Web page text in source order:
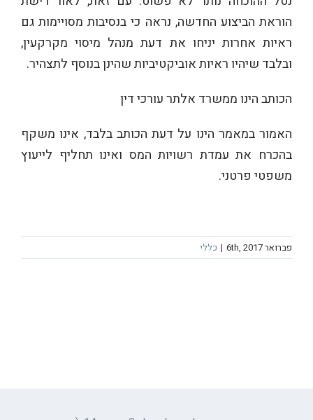
הוראת הביצוע החדשה, נראה כי בנסיבות מסויימות גם
ראיות אחרות יניחו את דעת מנהל מיסוי מקרקעין,
ובלבד שיהיו ראיות אוביקטיביות שהינן בנוסף לתצהיר.
הכותב הינו ממשרד אלתר עורכי דין
האמור במאמר הינו על דעת הכותב בלבד, אינו משקף
בהכרח את עמדת רשויות המס ואינו תחליף לייעוץ
משפטי פרטני.
פברואר 6th, 2017 | כללי